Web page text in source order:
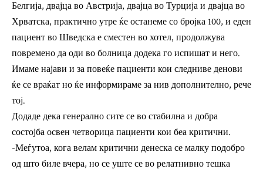
Белгија, двајца во Австрија, двајца во Турција и двајца во
Хрватска, практично утре ќе останеме со бројка 100, и еден
пациент во Шведска е сместен во хотел, продолжува
повремено да оди во болница додека го испишат и него.
Имаме најави и за повеќе пациенти кои следниве денови
ќе се враќат но ќе информираме за нив дополнително, рече
тој.
Додаде дека генерално сите се во стабилна и добра
состојба освен четворица пациенти кои беа критични.
-Меѓутоа, кога велам критични денеска се малку подобро
од што биле вчера, но се уште се во релатнивно тешка